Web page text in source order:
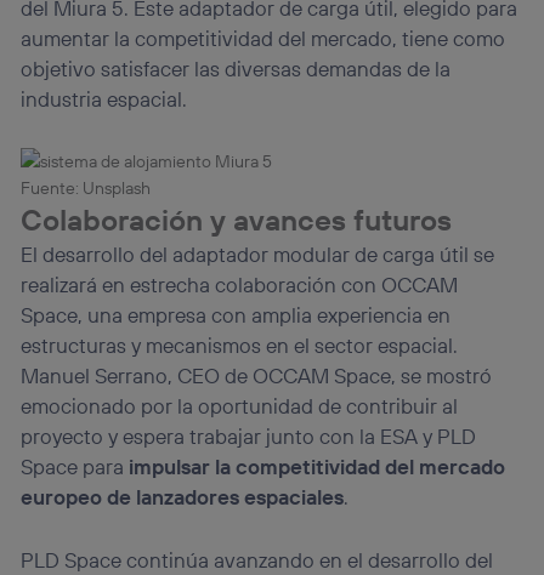
del Miura 5. Este adaptador de carga útil, elegido para
aumentar la competitividad del mercado, tiene como
objetivo satisfacer las diversas demandas de la
industria espacial.
Fuente: Unsplash
Colaboración y avances futuros
El desarrollo del adaptador modular de carga útil se
realizará en estrecha colaboración con OCCAM
Space, una empresa con amplia experiencia en
estructuras y mecanismos en el sector espacial.
Manuel Serrano, CEO de OCCAM Space, se mostró
emocionado por la oportunidad de contribuir al
proyecto y espera trabajar junto con la ESA y PLD
Space para impulsar la competitividad del mercado
europeo de lanzadores espaciales.
PLD Space continúa avanzando en el desarrollo del